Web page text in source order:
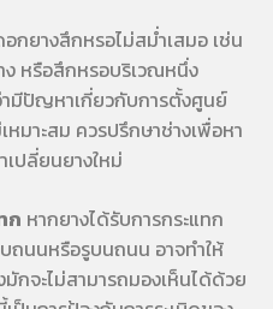
กยางสึกหรอไม่สม่ำเสมอ เช่น
หรือสึกหรอบริเวณหนึ่ง
มีปัญหาเกี่ยวกับการตั้งศูนย์
มาะสม ควรปรึกษาช่างเพื่อหา
ปลี่ยนยางใหม่
ก หากยางได้รับการกระแทก
ถนนหรือรูบนถนน อาจทำให้
กจะไม่สามารถมองเห็นได้ด้วย